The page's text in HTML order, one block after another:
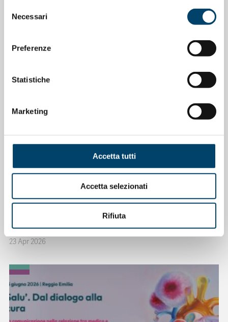
delNecessari
Preferenze
Statistiche
Marketing
Accetta tutti
Accetta selezionati
Rifiuta
NOTIZIE CORRELATE
ONDA PER LE DONNE
Depressione Post Partum: intervista al
Prof. Claudio Mencacci
23 Apr 2026